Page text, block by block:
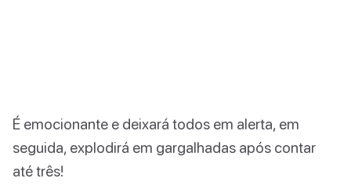
É emocionante e deixará todos em alerta, em
seguida, explodirá em gargalhadas após contar
até três!